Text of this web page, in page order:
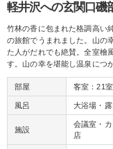
軽井沢への玄関口磯
竹林の香に包まれた格調高い
の旅館でうまれました。山の
た人がだれでも絶賛。全室檜
す。山の幸を堪能し温泉につ
部屋 客室：21
風呂 大浴場・
施設
会議室・
店